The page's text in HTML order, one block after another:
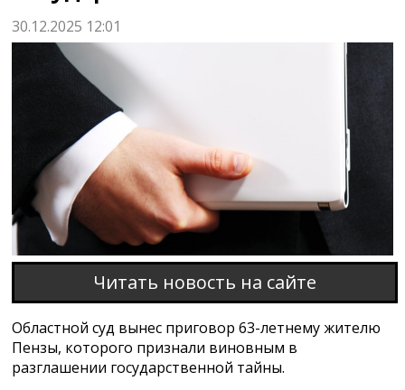
30.12.2025 12:01
Читать новость на сайте
Областной суд вынес приговор 63-летнему жителю
Пензы, которого признали виновным в
разглашении государственной тайны.